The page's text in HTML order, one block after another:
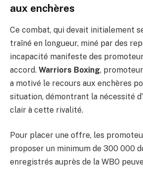
aux enchères
Ce combat, qui devait initialement
traîné en longueur, miné par des
incapacité manifeste des
accord. Warriors Boxing,
a motivé le recours aux enchères
situation, démontrant la nécessité
clair à cette rivalité.
Pour placer une offre, les
proposer un minimum de 300 000
enregistrés auprès de la WBO